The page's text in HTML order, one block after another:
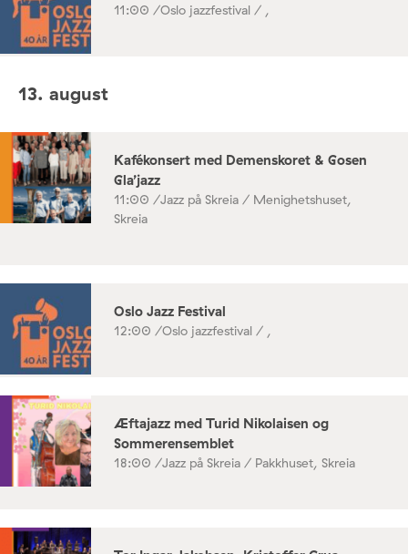
11:00 /Oslo jazzfestival / ,
13. august
Kafékonsert med Demenskoret & Gosen
Gla’jazz
11:00 /Jazz på Skreia / Menighetshuset,
Skreia
Oslo Jazz Festival
12:00 /Oslo jazzfestival / ,
Æftajazz med Turid Nikolaisen og
Sommerensemblet
18:00 /Jazz på Skreia / Pakkhuset, Skreia